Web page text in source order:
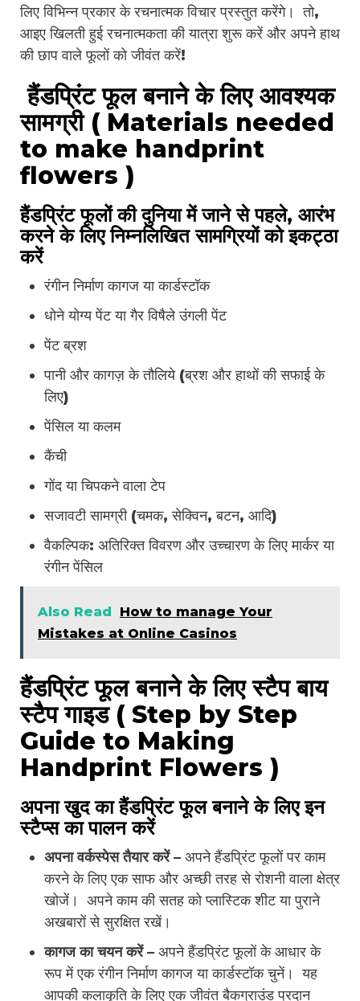
लिए विभिन्न प्रकार के रचनात्मक विचार प्रस्तुत करेंगे। तो,
आइए खिलती हुई रचनात्मकता की यात्रा शुरू करें और अपने हाथ
की छाप वाले फूलों को जीवंत करें!
हैंडप्रिंट फूल बनाने के लिए आवश्यक
सामग्री ( Materials needed
to make handprint
flowers )
हैंडप्रिंट फूलों की दुनिया में जाने से पहले, आरंभ
करने के लिए निम्नलिखित सामग्रियों को इकट्ठा
करें
रंगीन निर्माण कागज या कार्डस्टॉक
धोने योग्य पेंट या गैर विषैले उंगली पेंट
पेंट ब्रश
पानी और कागज़ के तौलिये (ब्रश और हाथों की सफाई के
लिए)
पेंसिल या कलम
कैंची
गोंद या चिपकने वाला टेप
सजावटी सामग्री (चमक, सेक्विन, बटन, आदि)
वैकल्पिक: अतिरिक्त विवरण और उच्चारण के लिए मार्कर या
रंगीन पेंसिल
Also Read
How to manage Your
Mistakes at Online Casinos
हैंडप्रिंट फूल बनाने के लिए स्टैप बाय
स्टैप गाइड ( Step by Step
Guide to Making
Handprint Flowers )
अपना खुद का हैंडप्रिंट फूल बनाने के लिए इन
स्टैप्स का पालन करें
अपना वर्कस्पेस तैयार करें – अपने हैंडप्रिंट फूलों पर काम
करने के लिए एक साफ और अच्छी तरह से रोशनी वाला क्षेत्र
खोजें। अपने काम की सतह को प्लास्टिक शीट या पुराने
अखबारों से सुरक्षित रखें।
कागज का चयन करें – अपने हैंडप्रिंट फूलों के आधार के
रूप में एक रंगीन निर्माण कागज या कार्डस्टॉक चुनें। यह
आपकी कलाकृति के लिए एक जीवंत बैकग्राउंड प्रदान